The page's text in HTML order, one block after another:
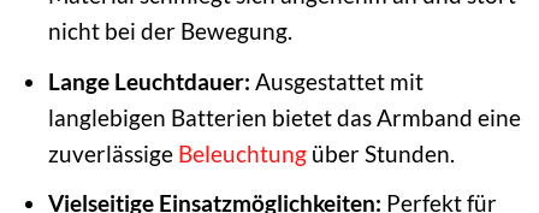
nicht bei der Bewegung.
Lange Leuchtdauer: Ausgestattet mit
langlebigen Batterien bietet das Armband eine
zuverlässige Beleuchtungüber Stunden.
Vielseitige Einsatzmöglichkeiten: Perfekt für